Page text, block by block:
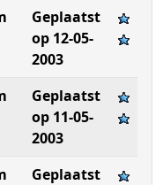
Geplaatst
op 12-05-
2003
Geplaatst
op 11-05-
2003
Geplaatst